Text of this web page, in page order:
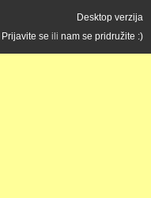
Desktop verzija
Prijavite se ili nam se pridružite :)